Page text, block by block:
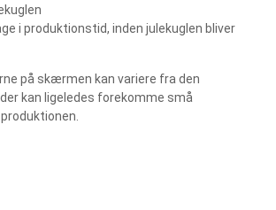
i produktionstid, inden julekuglen bliver
på skærmen kan variere fra den
kan ligeledes forekomme små